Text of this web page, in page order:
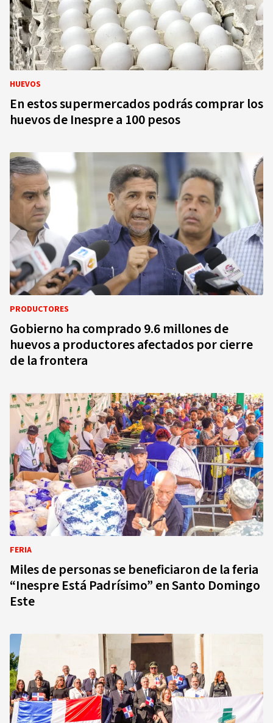
HUEVOS
En estos supermercados podrás comprar los
huevos de Inespre a 100 pesos
PRODUCTORES
Gobierno ha comprado 9.6 millones de
huevos a productores afectados por cierre
de la frontera
FERIA
Miles de personas se beneficiaron de la feria
“Inespre Está Padrísimo” en Santo Domingo
Este